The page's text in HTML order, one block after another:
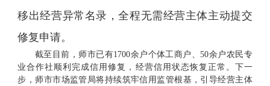
移出经营异常名录，全程无需经营主体主动提交
修复申请。
截至目前，师市已有1700余户个体工商户、50余户农民专
业合作社顺利完成信用修复，经营信用状态恢复正常。下一
步，师市市场监管局将持续筑牢信用监管根基，引导经营主体